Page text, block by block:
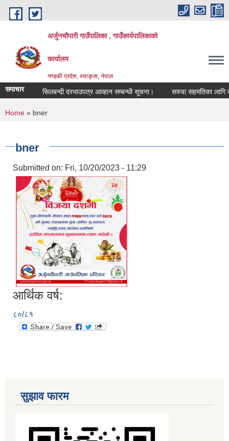
Skip to main content
अर्जुनचौपारी गाउँपालिका , गाउँकार्यपालिकाको
कार्यालय
गण्डकी प्रदेश, स्याङ्जा, नेपाल
समाचार सिलबन्दी दरभाउपत्र आव्हान सम्बन्धी सूचना। सरुवा सहमतिका लागि
You are here
Home » bner
bner
Submitted on: Fri, 10/20/2023 - 11:29
आर्थिक वर्ष:
८०/८१
सुझाव फारम